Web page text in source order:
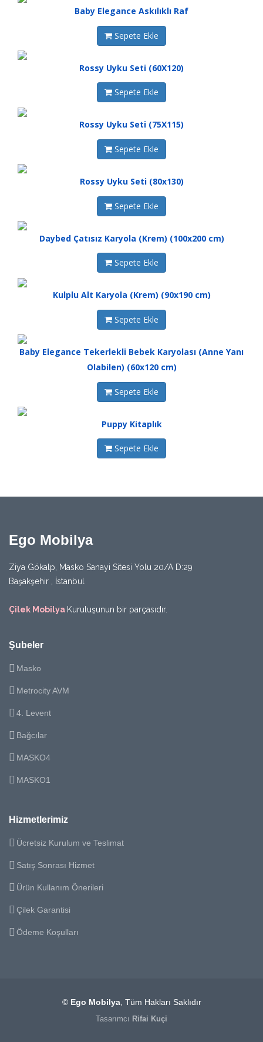
Baby Elegance Askılıklı Raf
Sepete Ekle
Rossy Uyku Seti (60X120)
Sepete Ekle
Rossy Uyku Seti (75X115)
Sepete Ekle
Rossy Uyku Seti (80x130)
Sepete Ekle
Daybed Çatısız Karyola (Krem) (100x200 cm)
Sepete Ekle
Kulplu Alt Karyola (Krem) (90x190 cm)
Sepete Ekle
Baby Elegance Tekerlekli Bebek Karyolası (Anne Yanı
Olabilen) (60x120 cm)
Sepete Ekle
Puppy Kitaplık
Sepete Ekle
Ego Mobilya
Ziya Gökalp, Masko Sanayi Sitesi Yolu 20/A D:29
Başakşehir , İstanbul
Çilek Mobilya Kuruluşunun bir parçasıdır.
Şubeler
Masko
Metrocity AVM
4. Levent
Bağcılar
MASKO4
MASKO1
Hizmetlerimiz
Ücretsiz Kurulum ve Teslimat
Satış Sonrası Hizmet
Ürün Kullanım Önerileri
Çilek Garantisi
Ödeme Koşulları
© Ego Mobilya, Tüm Hakları Saklıdır
Tasarımcı Rifai Kuçi